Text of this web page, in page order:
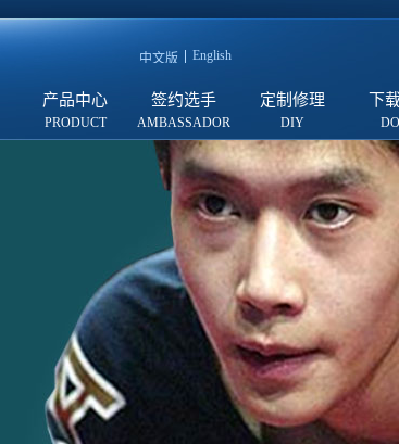
中文版 English
产品中心 签约选手 定制修理 下